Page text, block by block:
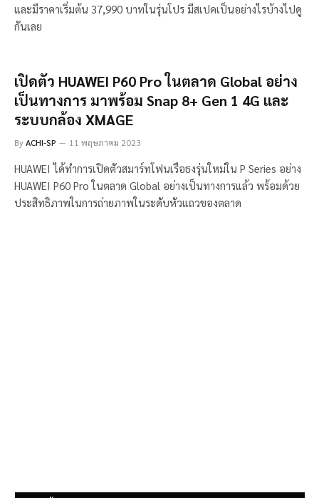
และมีราคาเริ่มต้น 37,990 บาทในรุ่นโปร มีสเปคเป็นอย่างไรบ้างไปดู
กันเลย
เปิดตัว HUAWEI P60 Pro ในตลาด Global อย่าง
เป็นทางการ มาพร้อม Snap 8+ Gen 1 4G และ
ระบบกล้อง XMAGE
ByACHI-SP 11 พฤษภาคม 2023
HUAWEI ได้ทำการเปิดตัวสมาร์ทโฟนเรือธงรุ่นใหม่ใน P Series อย่าง
HUAWEI P60 Pro ในตลาด Global อย่างเป็นทางการแล้ว พร้อมด้วย
ประสิทธิภาพในการถ่ายภาพในระดับหัวแถวของตลาด